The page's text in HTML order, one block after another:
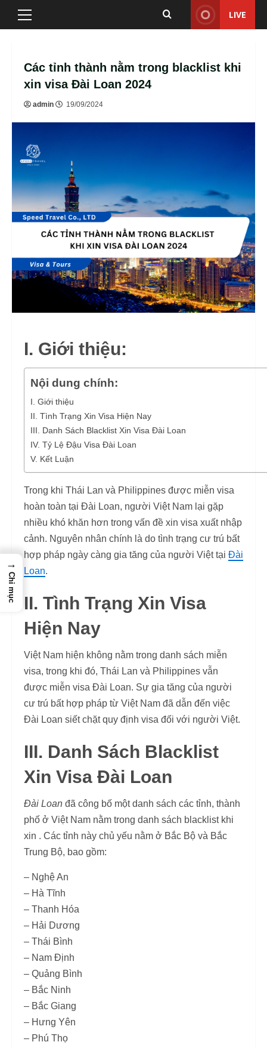
Skip
Primary
LIVE
Các tỉnh thành nằm trong blacklist khi
xin visa Đài Loan 2024
admin 19/09/2024
I. Giới thiệu:
Nội dung chính:
I. Giới thiệu
II. Tình Trạng Xin Visa Hiện Nay
III. Danh Sách Blacklist Xin Visa Đài Loan
IV. Tỷ Lệ Đậu Visa Đài Loan
V. Kết Luận
Trong khi Thái Lan và Philippines được miễn visa
hoàn toàn tại Đài Loan, người Việt Nam lại gặp
nhiều khó khăn hơn trong vấn đề xin visa xuất nhập
cảnh. Nguyên nhân chính là do tình trạng cư trú bất
hợp pháp ngày càng gia tăng của người Việt tại Đài
Loan.
II. Tình Trạng Xin Visa
Hiện Nay
Việt Nam hiện không nằm trong danh sách miễn
visa, trong khi đó, Thái Lan và Philippines vẫn
được miễn visa Đài Loan. Sự gia tăng của người
cư trú bất hợp pháp từ Việt Nam đã dẫn đến việc
Đài Loan siết chặt quy định visa đối với người Việt.
III. Danh Sách Blacklist
Xin Visa Đài Loan
Đài Loan đã công bố một danh sách các tỉnh, thành
phố ở Việt Nam nằm trong danh sách blacklist khi
xin . Các tỉnh này chủ yếu nằm ở Bắc Bộ và Bắc
Trung Bộ, bao gồm:
– Nghệ An
– Hà Tĩnh
– Thanh Hóa
– Hải Dương
– Thái Bình
– Nam Định
– Quảng Bình
– Bắc Ninh
– Bắc Giang
– Hưng Yên
– Phú Thọ
→
Chỉ mục